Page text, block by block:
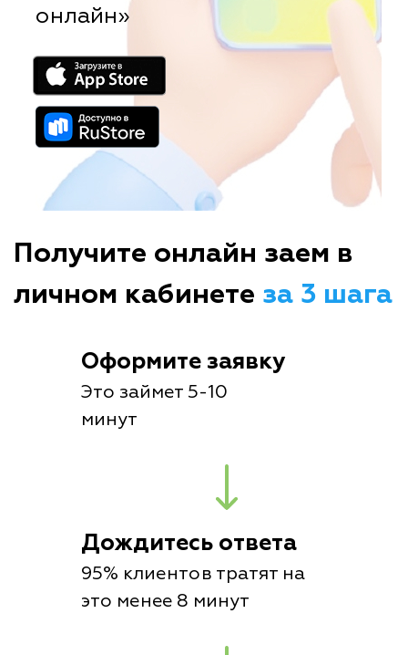
онлайн»
Получите онлайн заем в
личном кабинете за 3 шага
Оформите заявку
Это займет 5-10
минут
Дождитесь ответа
95% клиентов тратят на
это менее 8 минут